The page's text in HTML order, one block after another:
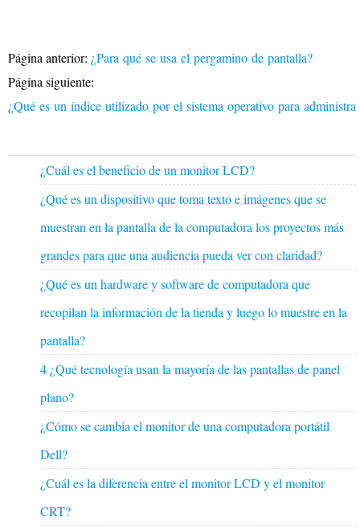
Página anterior: ¿Para qué se usa el pergamino de pantalla?
Página siguiente:
¿Qué es un índice utilizado por el sistema operativo para
¿Cuál es el beneficio de un monitor LCD?
¿Qué es un dispositivo que toma texto e imágenes que se
muestran en la pantalla de la computadora los proyectos más
grandes para que una audiencia pueda ver con claridad?
¿Qué es un hardware y software de computadora que
recopilan la información de la tienda y luego lo muestre en la
pantalla?
4 ¿Qué tecnología usan la mayoría de las pantallas de panel
plano?
¿Cómo se cambia el monitor de una computadora portátil
Dell?
¿Cuál es la diferencia entre el monitor LCD y el monitor
CRT?